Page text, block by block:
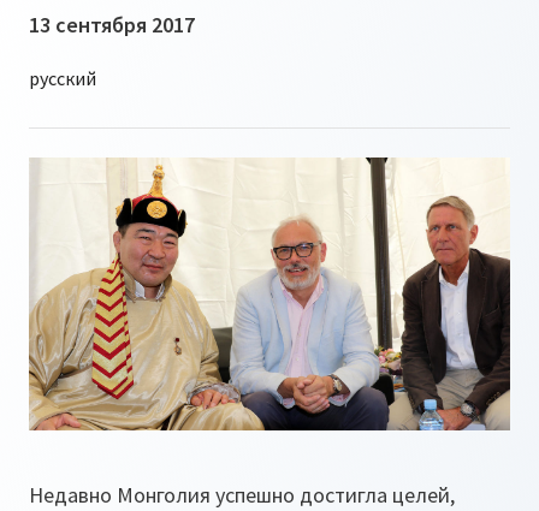
13 сентября 2017
Недавно Монголия успешно достигла целей,